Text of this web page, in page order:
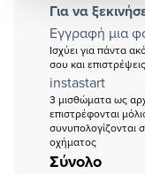
Για να
Εγγραφή μια
Ισχύει για πάντα
σου και
instastart
3 μισθώματα ως
επιστρέφονται
συνυπολογίζονται
οχήματος
Σύνολο